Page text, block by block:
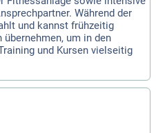
Während der
und kannst frühzeitig
um in den
und Kursen vielseitig